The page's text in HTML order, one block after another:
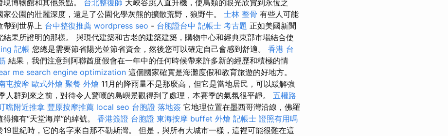
博物館和其他景點。 台北整復師 大峽谷跳入直升機，使鳥類的眼光欣賞到永恆之
家公園的壯麗深度，遠足了公園化學灰熊的擴散荒野，狼野牛。 士林 整骨 有些人可能
帶到世界上 台中整復推薦 wordpress seo - 台胞證台中 記帳士 考古題 正如美國新聞
結果所證明的那樣。 與現代建築和古老的建築建築，購物中心和經典東部市場結合使
記帳 您總是需要節省陽光並節省資金，然後您可以確定自己會感到舒適。 香港 台
結果，我們注意到阿聯酋度假會在一年中的任何時候帶來許多新的經歷和積極的情
me search engine optimization 這個國家確實是海灘度假和教育旅遊的好地方。
屯按摩 歐式外燴 聚餐 外燴 11月的降雨量不是那麼高，但它是當地居民，可以緩解強
人群到來之前，對待令人驚嘆的島嶼景觀得到了處理，本賽季的氣氛很平靜。 五權路
噹附近推拿 豐原按摩推薦 local seo 台胞證 落地簽 它地理位置在墨西哥灣沿線，佛羅
擁有“天堂海岸”的綽號。 香港簽證 台胞證 東海按摩 buffet 外燴 記帳士 證照有用嗎
19世紀時，它的名字來自那不勒斯灣。 但是，與所有大城市一樣，這裡可能很難在這